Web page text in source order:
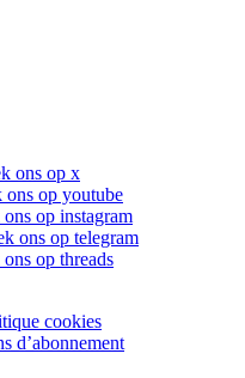
ons op x
ons op youtube
op instagram
ons op telegram
op threads
cookies
d’abonnement